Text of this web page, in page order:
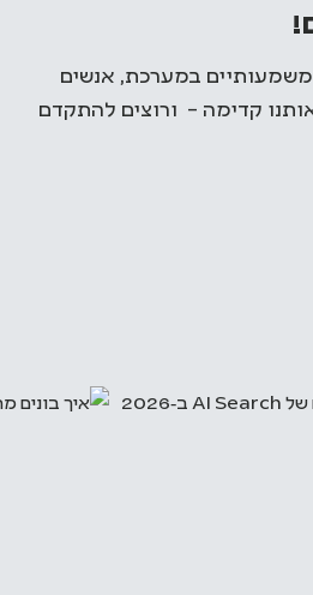
במערכת, אנשים
קדימה – ורוצים להתקדם